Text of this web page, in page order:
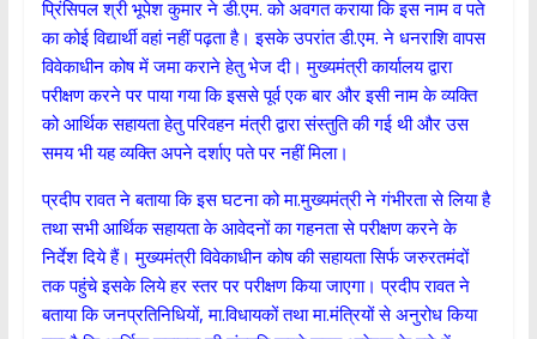
प्रिंसिपल श्री भूपेश कुमार ने डी.एम. को अवगत कराया कि इस नाम व पते
का कोई विद्यार्थी वहां नहीं पढ़ता है। इसके उपरांत डी.एम. ने धनराशि वापस
विवेकाधीन कोष में जमा कराने हेतु भेज दी। मुख्यमंत्री कार्यालय द्वारा
परीक्षण करने पर पाया गया कि इससे पूर्व एक बार और इसी नाम के व्यक्ति
को आर्थिक सहायता हेतु परिवहन मंत्री द्वारा संस्तुति की गई थी और उस
समय भी यह व्यक्ति अपने दर्शाए पते पर नहीं मिला।
प्रदीप रावत ने बताया कि इस घटना को मा.मुख्यमंत्री ने गंभीरता से लिया है
तथा सभी आर्थिक सहायता के आवेदनों का गहनता से परीक्षण करने के
निर्देश दिये हैं। मुख्यमंत्री विवेकाधीन कोष की सहायता सिर्फ जरुरतमंदों
तक पहुंचे इसके लिये हर स्तर पर परीक्षण किया जाएगा। प्रदीप रावत ने
बताया कि जनप्रतिनिधियों, मा.विधायकों तथा मा.मंत्रियों से अनुरोध किया